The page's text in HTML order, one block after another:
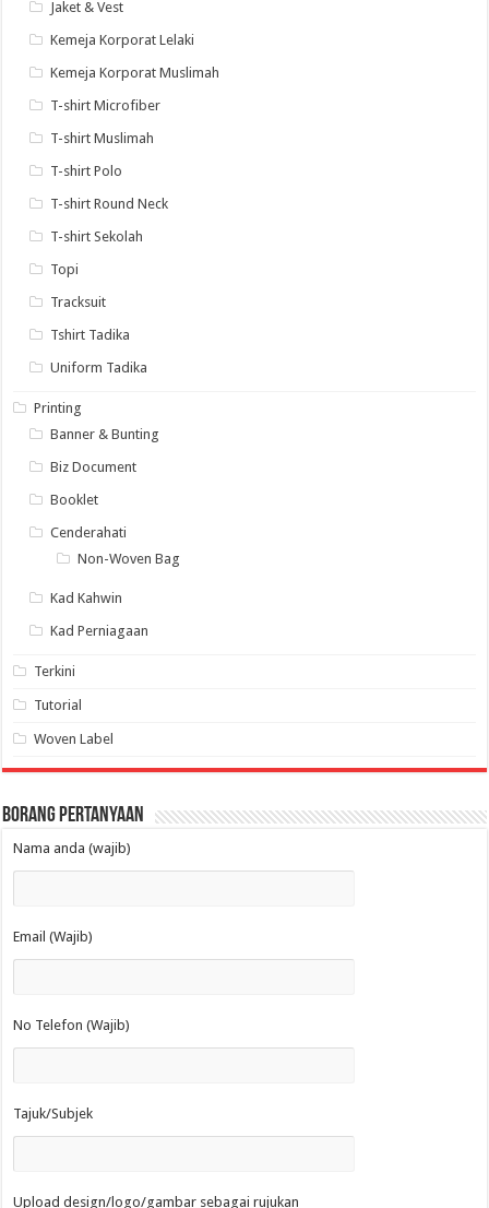
Jaket & Vest
Kemeja Korporat Lelaki
Kemeja Korporat Muslimah
T-shirt Microfiber
T-shirt Muslimah
T-shirt Polo
T-shirt Round Neck
T-shirt Sekolah
Topi
Tracksuit
Tshirt Tadika
Uniform Tadika
Printing
Banner & Bunting
Biz Document
Booklet
Cenderahati
Non-Woven Bag
Kad Kahwin
Kad Perniagaan
Terkini
Tutorial
Woven Label
Borang Pertanyaan
Nama anda (wajib)
Email (Wajib)
No Telefon (Wajib)
Tajuk/Subjek
Upload design/logo/gambar sebagai rujukan